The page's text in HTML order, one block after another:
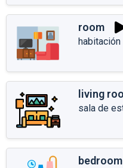
room
habitación
living
sala de
bedroom